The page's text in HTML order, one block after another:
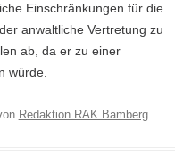
Einschränkungen für die
anwaltliche Vertretung zu
ab, da er zu einer
würde.
Redaktion RAK Bamberg.